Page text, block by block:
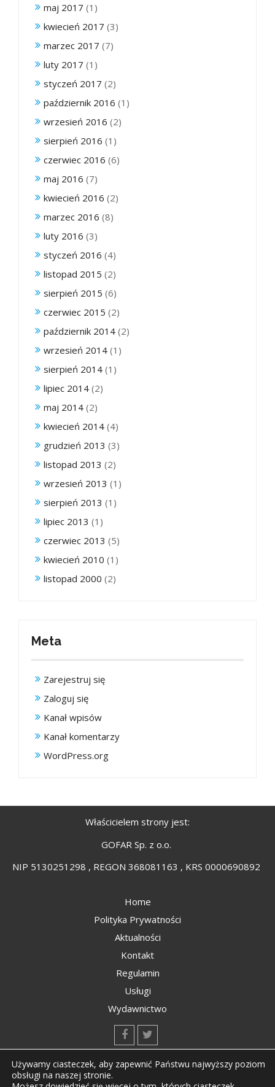
maj 2017 (1)
kwiecień 2017 (3)
marzec 2017 (7)
luty 2017 (1)
styczeń 2017 (2)
październik 2016 (1)
wrzesień 2016 (2)
sierpień 2016 (1)
czerwiec 2016 (6)
maj 2016 (7)
kwiecień 2016 (2)
marzec 2016 (8)
luty 2016 (3)
styczeń 2016 (4)
listopad 2015 (2)
sierpień 2015 (6)
czerwiec 2015 (2)
październik 2014 (2)
wrzesień 2014 (1)
sierpień 2014 (1)
lipiec 2014 (2)
maj 2014 (2)
kwiecień 2014 (4)
grudzień 2013 (3)
listopad 2013 (2)
wrzesień 2013 (1)
sierpień 2013 (1)
lipiec 2013 (1)
czerwiec 2013 (5)
kwiecień 2010 (1)
listopad 2000 (2)
Meta
Zarejestruj się
Zaloguj się
Kanał wpisów
Kanał komentarzy
WordPress.org
Właścicielem strony jest:
GOFAR Sp. z o.o.
NIP 5130251298 , REGON 368081163 , KRS 0000690892
Home
Polityka Prywatności
Aktualności
Kontakt
Regulamin
Usługi
Wydawnictwo
Używamy ciasteczek, aby zapewnić Państwu najwyższy poziom
obsługi na naszej stronie.